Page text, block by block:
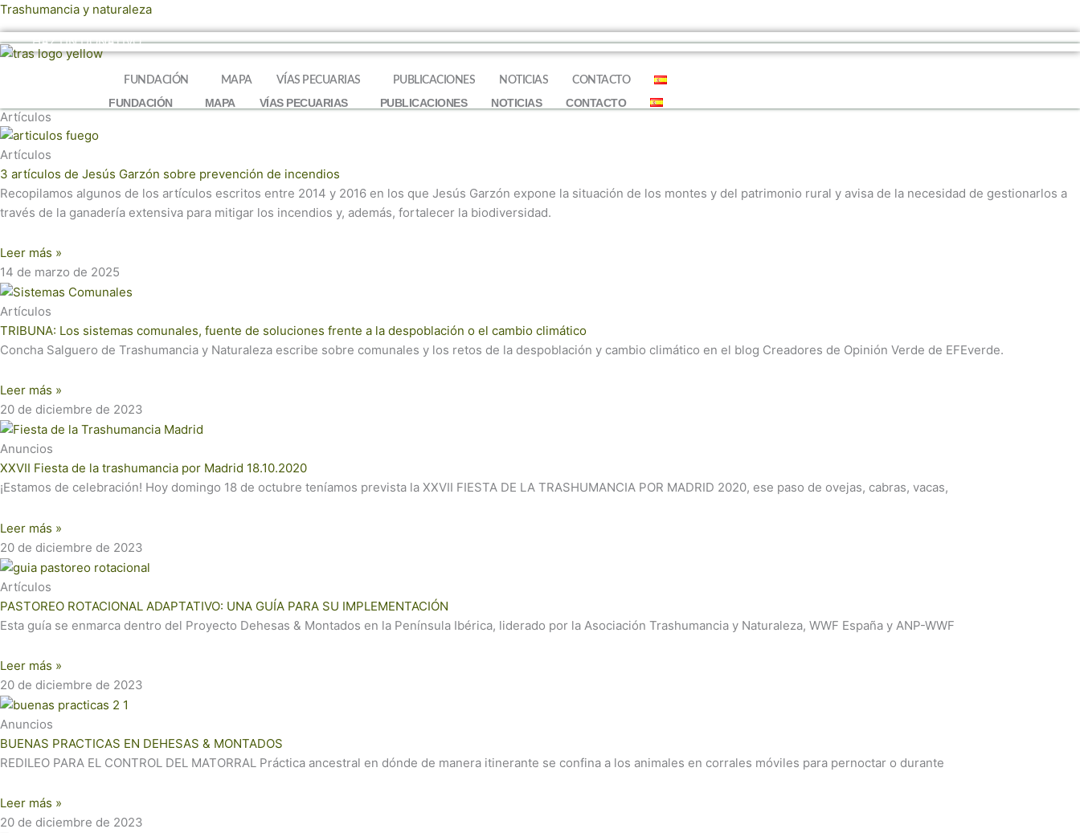
Ir
al
contenido
Trashumancia y naturaleza
HAZ UN DONATIVO
FUNDACIÓN MAPA VÍAS PECUARIAS PUBLICACIONES NOTICIAS CONTACTO
FUNDACIÓN MAPA VÍAS PECUARIAS PUBLICACIONES NOTICIAS CONTACTO
Artículos
Artículos
3 artículos de Jesús Garzón sobre prevención de incendios
Recopilamos algunos de los artículos escritos entre 2014 y 2016 en los que Jesús Garzón expone la situación de los montes y del patrimonio rural y avisa de la necesidad de gestionarlos a
través de la ganadería extensiva para mitigar los incendios y, además, fortalecer la biodiversidad.
Leer más »
14 de marzo de 2025
Artículos
TRIBUNA: Los sistemas comunales, fuente de soluciones frente a la despoblación o el cambio climático
Concha Salguero de Trashumancia y Naturaleza escribe sobre comunales y los retos de la despoblación y cambio climático en el blog Creadores de Opinión Verde de EFEverde.
Leer más »
20 de diciembre de 2023
Anuncios
XXVII Fiesta de la trashumancia por Madrid 18.10.2020
¡Estamos de celebración! Hoy domingo 18 de octubre teníamos prevista la XXVII FIESTA DE LA TRASHUMANCIA POR MADRID 2020, ese paso de ovejas, cabras, vacas,
Leer más »
20 de diciembre de 2023
Artículos
PASTOREO ROTACIONAL ADAPTATIVO: UNA GUÍA PARA SU IMPLEMENTACIÓN
Esta guía se enmarca dentro del Proyecto Dehesas & Montados en la Península Ibérica, liderado por la Asociación Trashumancia y Naturaleza, WWF España y ANP-WWF
Leer más »
20 de diciembre de 2023
Anuncios
BUENAS PRACTICAS EN DEHESAS & MONTADOS
REDILEO PARA EL CONTROL DEL MATORRAL Práctica ancestral en dónde de manera itinerante se confina a los animales en corrales móviles para pernoctar o durante
Leer más »
20 de diciembre de 2023